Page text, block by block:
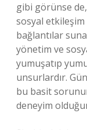
gibi görünse
sosyal etkileşim
bağlantılar
yönetim ve
yumuşatıp
unsurlardır.
bu basit
deneyim